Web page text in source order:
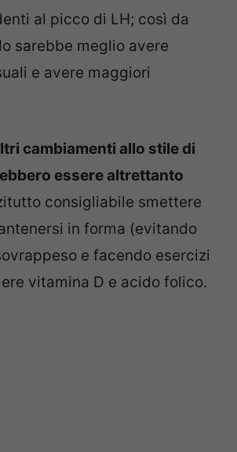
al picco di LH; così da
sarebbe meglio avere
e avere maggiori
cambiamenti allo stile di
essere altrettanto
consigliabile smettere
in forma (evitando
e facendo esercizi
vitamina D e acido folico.